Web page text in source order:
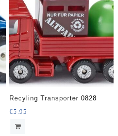
Recyling Transporter 0828
€5.95